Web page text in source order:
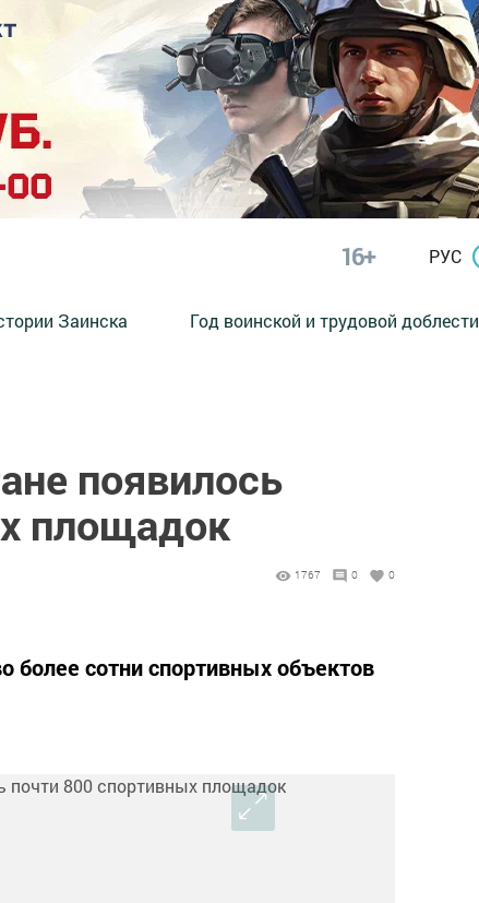
16+ РУС
Заинска Год воинской и трудовой доблести
появилось
площадок
1767 0 0
более сотни спортивных объектов